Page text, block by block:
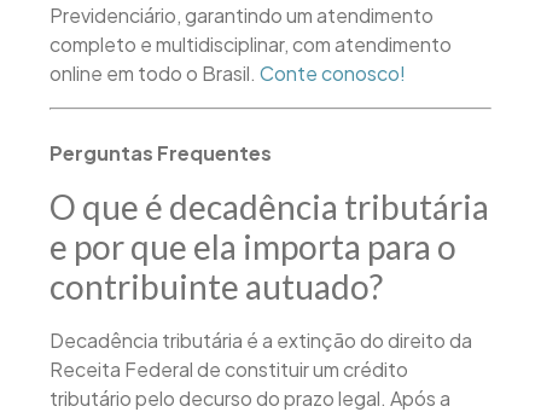
Previdenciário, garantindo um atendimento
completo e multidisciplinar, com atendimento
online em todo o Brasil. Conte conosco!
Perguntas Frequentes
O que é decadência tributária
e por que ela importa para o
contribuinte autuado?
Decadência tributária é a extinção do direito da
Receita Federal de constituir um crédito
tributário pelo decurso do prazo legal. Após a